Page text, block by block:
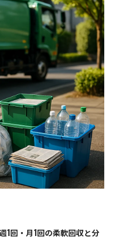
1回・月1回の柔軟回収と分